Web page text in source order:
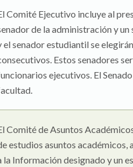
Comité Ejecutivo incluye al
de la administración y
el senador estudiantil se
Estos senadores
ejecutivos. El
Comité de Asuntos
estudios asuntos académicos,
la Información designado y un